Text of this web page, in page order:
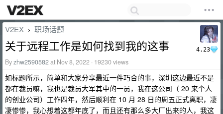
4.23
V2EX › 职场话题
关于远程工作是如何找到我的这事
Byzhw2590582at Nov 8, 2022 · 19230 views
如标题所示，简单和大家分享最近一件巧合的事，深圳这边最近不是
都在裁员嘛，我也是裁员大军其中的一员，我在这公司（ 20 来个人
的创业公司）工作四年，然后顺利在 10 月 28 日的周五正式离职，凄
凄惨惨，我心想着这都年底了，而且还有那么多大厂出来的人，我这